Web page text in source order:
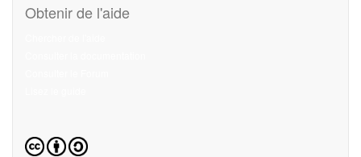
Obtenir de l'aide